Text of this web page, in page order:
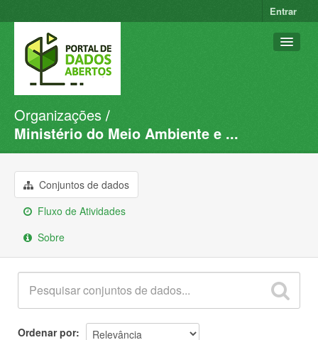
Entrar
Conjuntos de dados
Organizações
Sobre
Organizações
Ministério do Meio Ambiente e ...
Conjuntos de dados
Fluxo de Atividades
Sobre
Ordenar por